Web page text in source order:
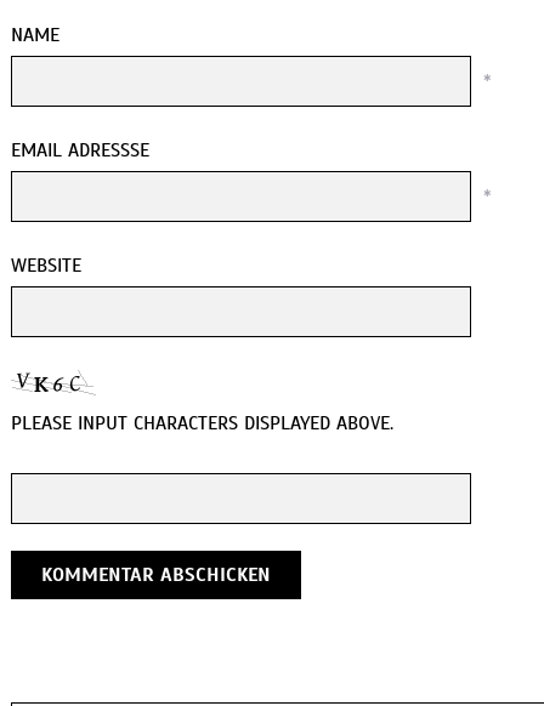
NAME
*
EMAIL ADRESSSE
*
WEBSITE
PLEASE INPUT CHARACTERS DISPLAYED ABOVE.